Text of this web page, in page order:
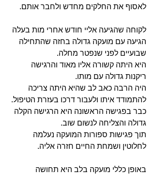
לאסוף את החלקים מחדש ולחבר אותם.
לקוחה שהגיעה אליי חודש אחרי מות בעלה
הגיעה עם מועקה גדולה בחזה שהתחילה
שבועיים לפני שנפטר מחלה.
היא היתה קשורה אליו מאוד והרגישה
ריקנות גדולה עם מותו.
היה הרבה כאב לב שהיא היתה צריכה
להתמודד איתו ולעבור דרכו בעזרת הטיפול.
כבר בפגישה הראשונה היא הרגישה הקלה
גדולה והצליחה לנשום שוב.
תוך פגישות ספורות המועקה נעלמה
לחלוטין ושמחת החיים חזרה אליה.
באופן כללי מועקה בלב היא תחושה